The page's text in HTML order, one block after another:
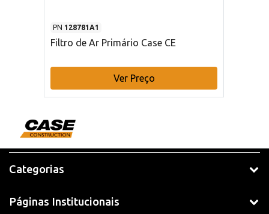
PN 128781A1
Filtro de Ar Primário Case CE
Ver Preço
Categorias
Páginas Institucionais